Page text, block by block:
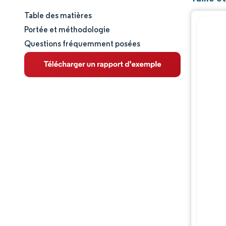
Taille et part de marché
Analyse du marché
Tendances et perspectives
Table des matières
Portée et méthodologie
Questions fréquemment posées